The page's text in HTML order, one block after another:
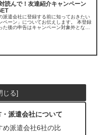
読んで！友達紹介キャンペーン
派遣会社に登録する前に知っておきたい
ペーン」についてお伝えします。 本登録
た後の申告はキャンペーン対象外となる
派遣会社について
め派遣会社6社の比